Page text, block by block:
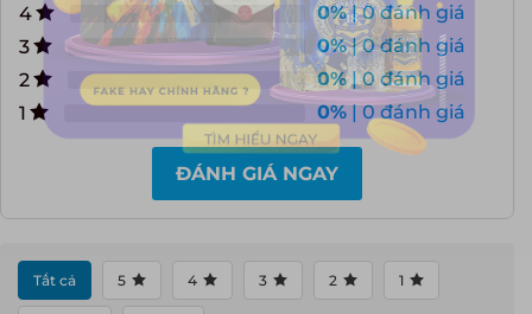
4
0%| 0 đánh giá
3
0%| 0 đánh giá
2
0%| 0 đánh giá
1
0%| 0 đánh giá
ĐÁNH GIÁ NGAY
Tất cả 5 4 3 2 1